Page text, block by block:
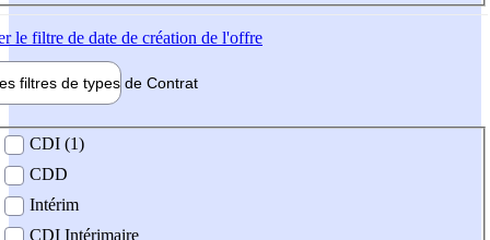
le filtre de date de création de l'offre
filtres de types de Contrat
contrat
CDI (1)
CDD
Intérim
CDI Intérimaire